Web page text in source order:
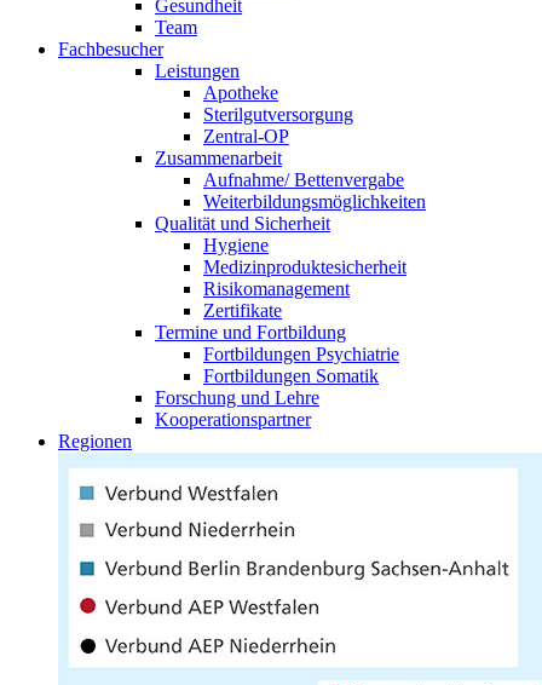
Gesundheit
Team
Fachbesucher
Leistungen
Apotheke
Sterilgutversorgung
Zentral-OP
Zusammenarbeit
Aufnahme/ Bettenvergabe
Weiterbildungsmöglichkeiten
Qualität und Sicherheit
Hygiene
Medizinproduktesicherheit
Risikomanagement
Zertifikate
Termine und Fortbildung
Fortbildungen Psychiatrie
Fortbildungen Somatik
Forschung und Lehre
Kooperationspartner
Regionen